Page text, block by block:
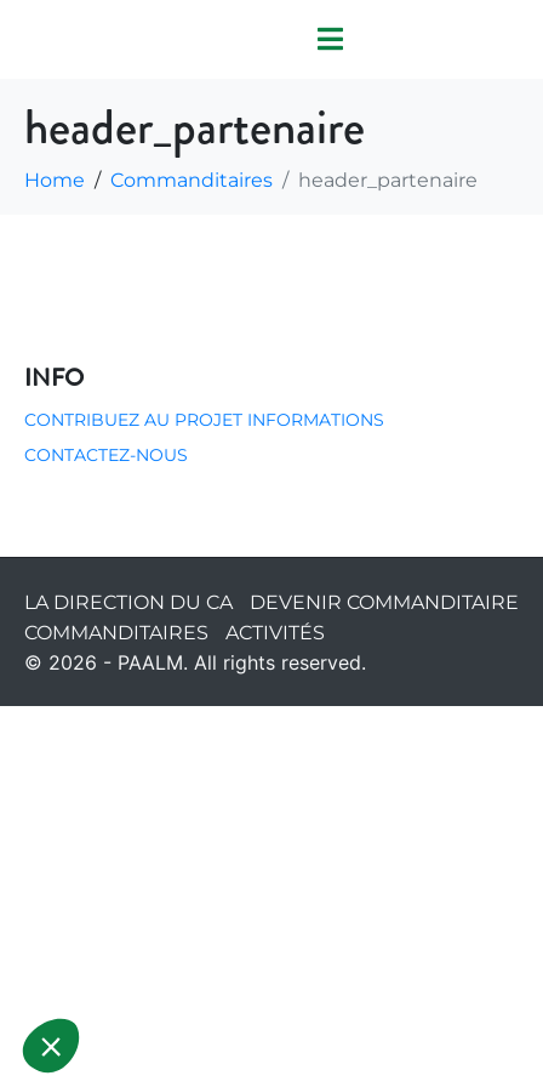
header_partenaire
Home Commanditaires header_partenaire
INFO
CONTRIBUEZ AU PROJET INFORMATIONS
CONTACTEZ-NOUS
LA DIRECTION DU CA
DEVENIR COMMANDITAIRE
COMMANDITAIRES
ACTIVITÉS
© 2026 - PAALM. All rights reserved.